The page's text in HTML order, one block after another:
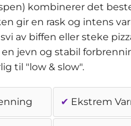
kombinerer det
gir en rask og intens
av biffen eller steke
jevn og stabil
til "low & slow".
✔ Ekstrem